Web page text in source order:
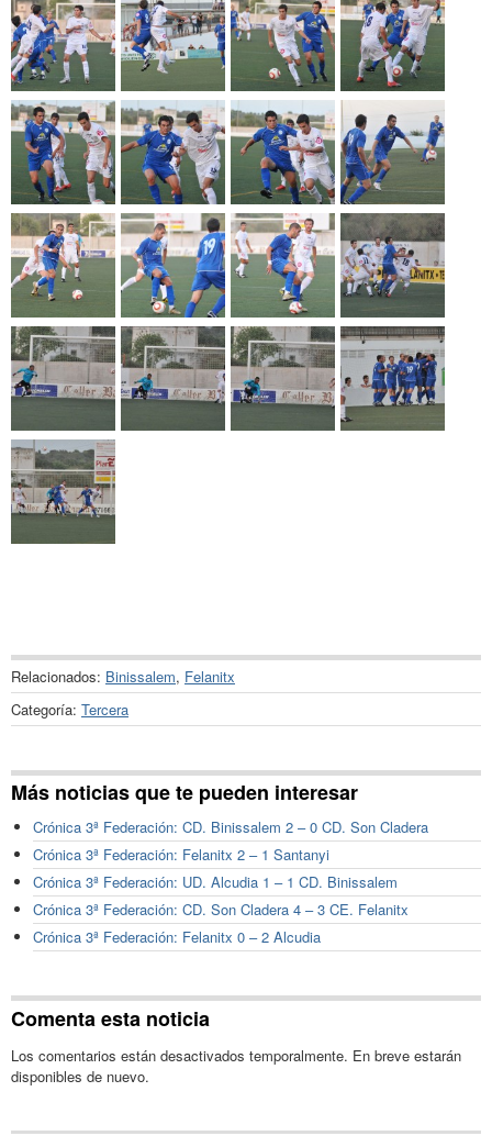
Relacionados: Binissalem, Felanitx
Categoría: Tercera
Más noticias que te pueden interesar
Crónica 3ª Federación: CD. Binissalem 2 – 0 CD. Son Cladera
Crónica 3ª Federación: Felanitx 2 – 1 Santanyi
Crónica 3ª Federación: UD. Alcudia 1 – 1 CD. Binissalem
Crónica 3ª Federación: CD. Son Cladera 4 – 3 CE. Felanitx
Crónica 3ª Federación: Felanitx 0 – 2 Alcudia
Comenta esta noticia
Los comentarios están desactivados temporalmente. En breve estarán
disponibles de nuevo.